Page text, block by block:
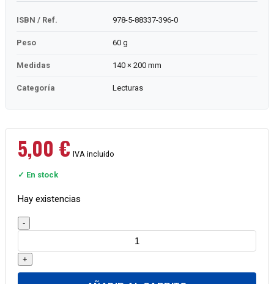
ISBN / Ref. 978-5-88337-396-0
Peso 60 g
Medidas 140 × 200 mm
Categoría Lecturas
5,00 € IVA incluido
✓ En stock
Hay existencias
El
cantidad
-
+